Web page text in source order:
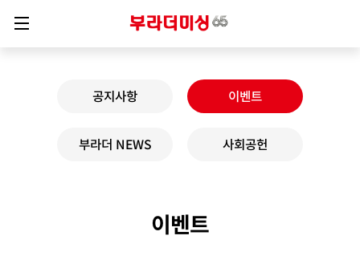
공지사항 이벤트
부라더 NEWS 사회공헌
이벤트